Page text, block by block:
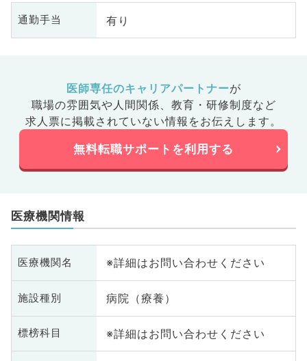
通勤手当 有り
医師専任のキャリアパートナーが
職場の雰囲気や人間関係、 教育・研修制度など
求人票に掲載されていない情報をお伝えします。
無料転職サポートを利用する
医療機関情報
医療機関名 ※詳細はお問い合わせください
施設種別 病院（療養）
標榜科目 ※詳細はお問い合わせください